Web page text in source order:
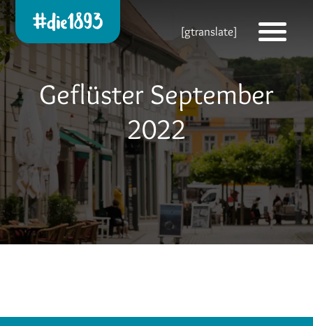
[gtranslate]
Geflüster September
2022
Die 1893 heute!
Zur neuen Startseite